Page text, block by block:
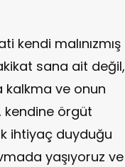
kendi malınızmış
sana ait değil,
kalkma ve onun
örgüt
ihtiyaç duyduğu
yaşıyoruz ve